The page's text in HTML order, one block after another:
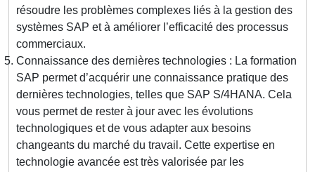
résoudre les problèmes complexes liés à la gestion des
systèmes SAP et à améliorer l’efficacité des processus
commerciaux.
Connaissance des dernières technologies : La formation
SAP permet d’acquérir une connaissance pratique des
dernières technologies, telles que SAP S/4HANA. Cela
vous permet de rester à jour avec les évolutions
technologiques et de vous adapter aux besoins
changeants du marché du travail. Cette expertise en
technologie avancée est très valorisée par les